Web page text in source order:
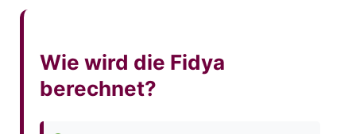
Wie wird die Fidya
berechnet?